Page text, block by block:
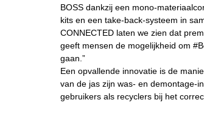
BOSS dankzij een mono-
kits en een take-back-systeem in
CONNECTED laten we zien dat
geeft mensen de mogelijkheid om
gaan.”
Een opvallende innovatie is de
van de jas zijn was- en demontage-
gebruikers als recyclers bij het